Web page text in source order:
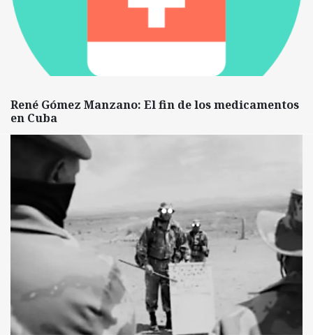
René Gómez Manzano: El fin de los medicamentos
en Cuba